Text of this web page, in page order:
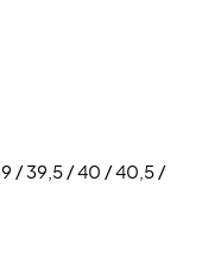
/ 39,5 / 40 / 40,5 /